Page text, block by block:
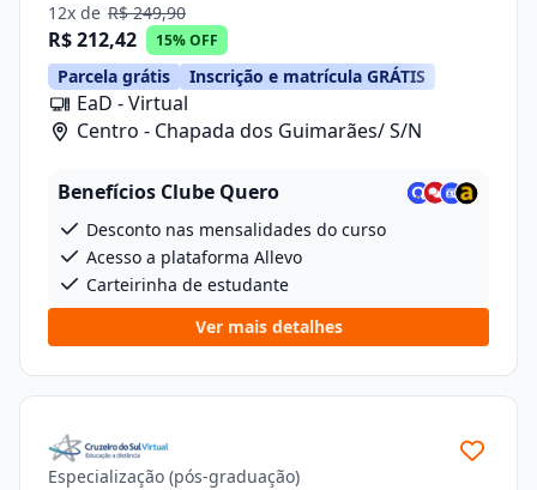
12x de R$ 249,90
R$ 212,42 15% OFF
Parcela grátis Inscrição e matrícula GRÁTIS
EaD - Virtual
Centro - Chapada dos Guimarães/ S/N
Benefícios Clube Quero
Desconto nas mensalidades do curso
Acesso a plataforma Allevo
Carteirinha de estudante
Ver mais detalhes
Especialização (pós-graduação)